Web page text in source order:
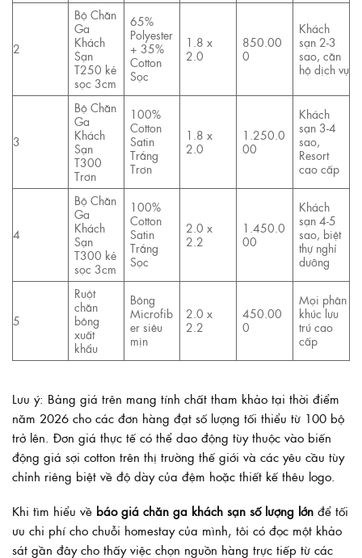
2
Bộ Chăn
Ga
Khách
Sạn
T250 kẻ
sọc 3cm
65%
Polyester
+ 35%
Cotton
Sọc
1.8 x
2.0
850.00
0
Khách
sạn 2-3
sao, căn
hộ dịch vụ
3
Bộ Chăn
Ga
Khách
Sạn
T300
Trơn
100%
Cotton
Satin
Trắng
Trơn
1.8 x
2.0
1.250.0
00
Khách
sạn 3-4
sao,
Resort
cao cấp
4
Bộ Chăn
Ga
Khách
Sạn
T300 kẻ
sọc 3cm
100%
Cotton
Satin
Trắng
Sọc
2.0 x
2.2
1.450.0
00
Khách
sạn 4-5
sao, biệt
thự nghỉ
dưỡng
5
Ruột
chăn
bông
xuất
khẩu
Bông
Microfib
er siêu
mịn
2.0 x
2.2
450.00
0
Mọi phân
khúc lưu
trú cao
cấp
Lưu ý: Bảng giá trên mang tính chất tham khảo tại thời điểm
năm 2026 cho các đơn hàng đạt số lượng tối thiểu từ 100 bộ
trở lên. Đơn giá thực tế có thể dao động tùy thuộc vào biến
động giá sợi cotton trên thị trường thế giới và các yêu cầu tùy
chỉnh riêng biệt về độ dày của đệm hoặc thiết kế thêu logo.
Khi tìm hiểu về báo giá chăn ga khách sạn số lượng lớn để tối
ưu chi phí cho chuỗi homestay của mình, tôi có đọc một khảo
sát gần đây cho thấy việc chọn nguồn hàng trực tiếp từ các